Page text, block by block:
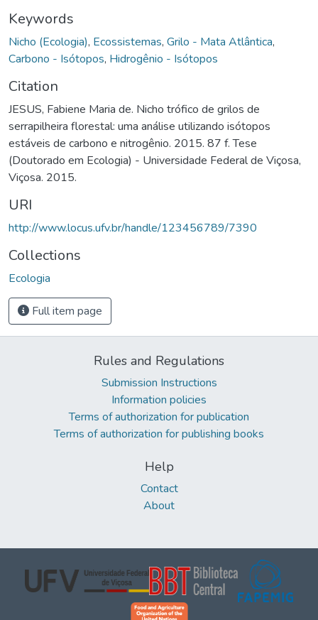
Keywords
Nicho (Ecologia), Ecossistemas, Grilo - Mata Atlântica,
Carbono - Isótopos, Hidrogênio - Isótopos
Citation
JESUS, Fabiene Maria de. Nicho trófico de grilos de
serrapilheira florestal: uma análise utilizando isótopos
estáveis de carbono e nitrogênio. 2015. 87 f. Tese
(Doutorado em Ecologia) - Universidade Federal de Viçosa,
Viçosa. 2015.
URI
http://www.locus.ufv.br/handle/123456789/7390
Collections
Ecologia
Full item page
Rules and Regulations
Submission Instructions
Information policies
Terms of authorization for publication
Terms of authorization for publishing books
Help
Contact
About